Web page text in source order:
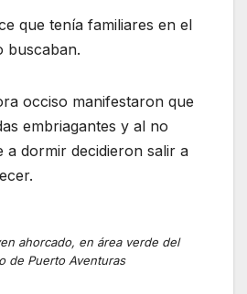
que tenía familiares en el
buscaban.
occiso manifestaron que
embriagantes y al no
a dormir decidieron salir a
ahorcado, en área verde del
de Puerto Aventuras